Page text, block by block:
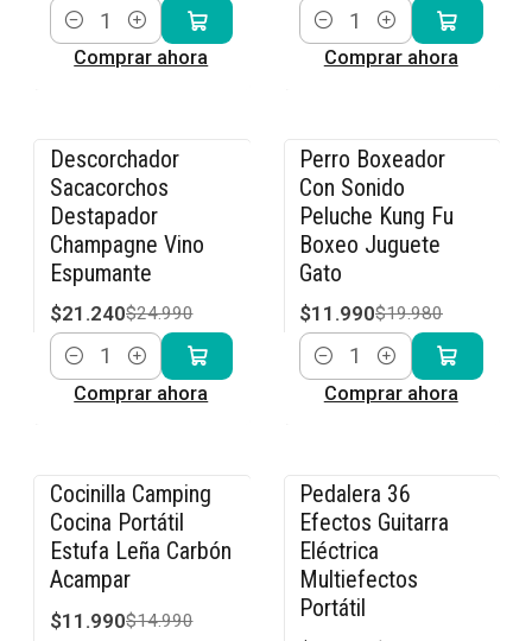
Cantidad
Comprar ahora
Cantidad
Comprar ahora
-15% OFF
Descorchador
Sacacorchos
Destapador
Champagne Vino
Espumante
$21.240$24.990
Cantidad
Comprar ahora
-40% OFF
Perro Boxeador
Con Sonido
Peluche Kung Fu
Boxeo Juguete
Gato
$11.990$19.980
Cantidad
Comprar ahora
-20% OFF
Cocinilla Camping
Cocina Portátil
Estufa Leña Carbón
Acampar
$11.990$14.990
-23% OFF
Pedalera 36
Efectos Guitarra
Eléctrica
Multiefectos
Portátil